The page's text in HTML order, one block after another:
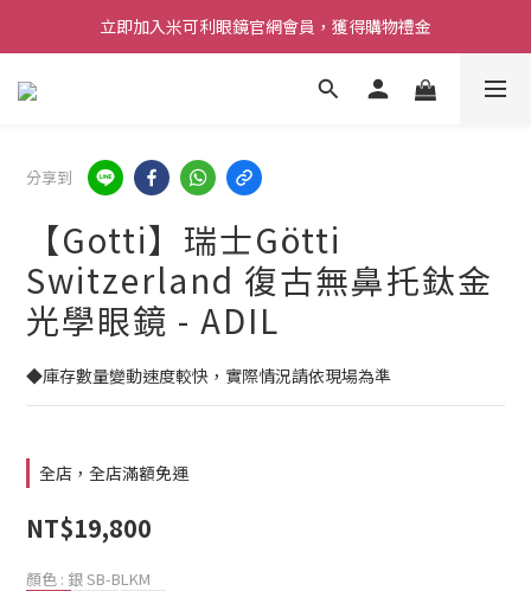
立即加入米可利眼鏡官網會員，獲得購物禮金
分享到
【Gotti】瑞士Götti
Switzerland 復古無鼻托鈦金
光學眼鏡 - ADIL
◆庫存數量變動速度較快，實際情況請依現場為準
全店，全店滿額免運
NT$19,800
顏色 : 銀 SB-BLKM